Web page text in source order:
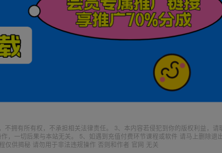
拥有所有权，不承担相关法律责任。 3、本内容若侵犯到你的版权利益，请
，一切后果与本站无关。 5、如遇到充值付费环节课程或软件 请马上删除退
仅供揭秘 请勿用于非法违规操作 否则和作者 官网 无关